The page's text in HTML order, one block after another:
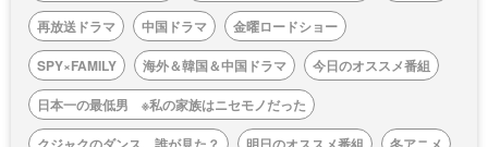
再放送ドラマ
中国ドラマ
金曜ロードショー
SPY×FAMILY
海外＆韓国＆中国ドラマ
今日のオススメ番組
日本一の最低男 ※私の家族はニセモノだった